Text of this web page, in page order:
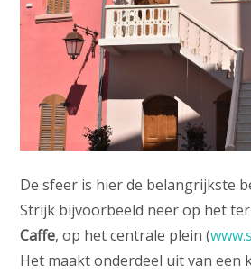
De sfeer is hier de belangrijkste
Strijk bijvoorbeeld neer op het
Caffe, op het centrale plein (
Het maakt onderdeel uit van een